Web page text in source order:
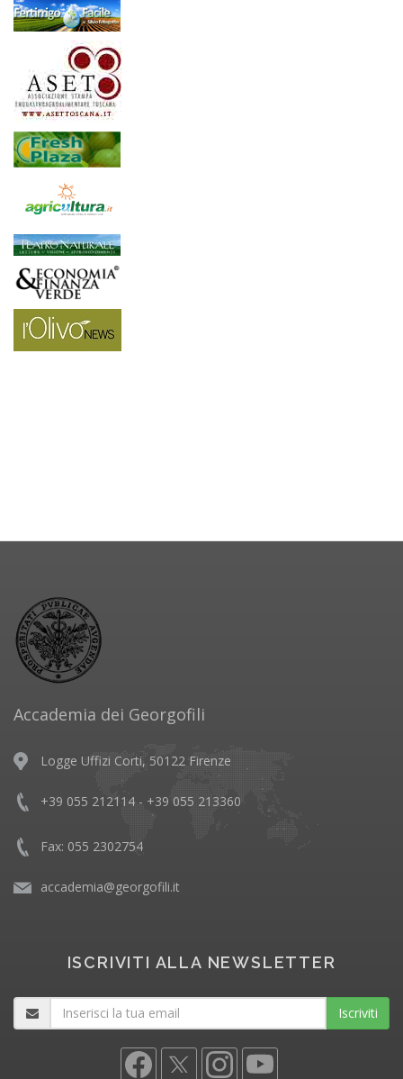
Accademia dei Georgofili
Logge Uffizi Corti, 50122 Firenze
+39 055 212114 - +39 055 213360
Fax: 055 2302754
accademia@georgofili.it
ISCRIVITI ALLA NEWSLETTER
Iscriviti